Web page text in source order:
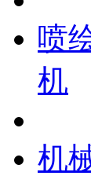
喷
机
机